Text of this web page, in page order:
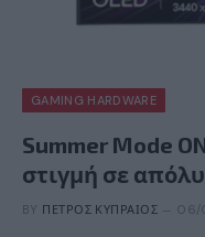
GAMING HARDWARE
Summer Mode
στιγμή σε
BY ΠΈΤΡΟΣ ΚΥΠΡΑΊΟΣ 06/